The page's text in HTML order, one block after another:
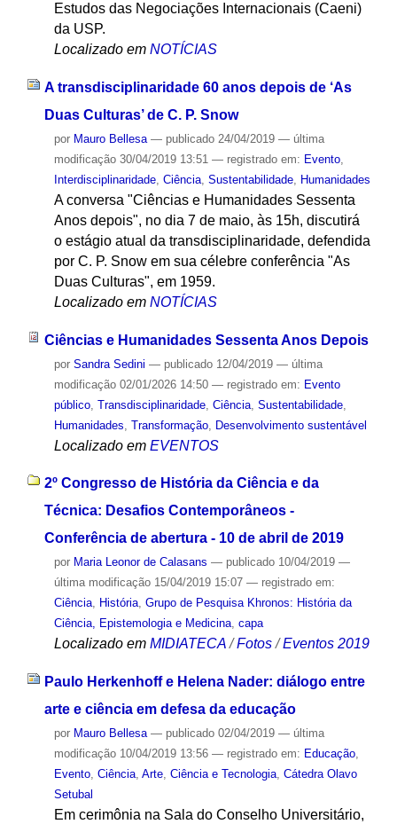
Estudos das Negociações Internacionais (Caeni)
da USP.
Localizado em NOTÍCIAS
A transdisciplinaridade 60 anos depois de ‘As
Duas Culturas’ de C. P. Snow
por Mauro Bellesa — publicado24/04/2019 — última
modificação30/04/2019 13:51 — registrado em: Evento,
Interdisciplinaridade, Ciência, Sustentabilidade, Humanidades
A conversa "Ciências e Humanidades Sessenta
Anos depois", no dia 7 de maio, às 15h, discutirá
o estágio atual da transdisciplinaridade, defendida
por C. P. Snow em sua célebre conferência "As
Duas Culturas", em 1959.
Localizado em NOTÍCIAS
Ciências e Humanidades Sessenta Anos Depois
por Sandra Sedini — publicado12/04/2019 — última
modificação02/01/2026 14:50 — registrado em: Evento
público, Transdisciplinaridade, Ciência, Sustentabilidade,
Humanidades Transformação, Desenvolvimento sustentável
Localizado em EVENTOS
2º Congresso de História da Ciência e da
Técnica: Desafios Contemporâneos -
Conferência de abertura - 10 de abril de 2019
por Maria Leonor de Calasans — publicado10/04/2019 —
última modificação15/04/2019 15:07 — registrado em:
Ciência, História, Grupo de Pesquisa Khronos: História da
Ciência, Epistemologia e Medicina, capa
Localizado em MIDIATECA /Fotos /Eventos 2019
Paulo Herkenhoff e Helena Nader: diálogo entre
arte e ciência em defesa da educação
por Mauro Bellesa — publicado02/04/2019 — última
modificação10/04/2019 13:56 — registrado em: Educação,
Evento, Ciência, Arte, Ciência e Tecnologia, Cátedra Olavo
Setubal
Em cerimônia na Sala do Conselho Universitário,